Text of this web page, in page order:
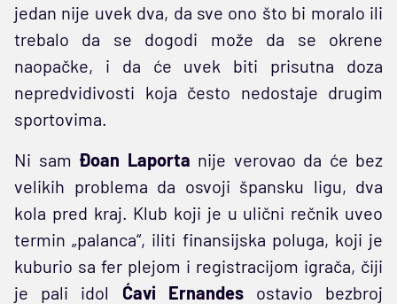
jedan nije uvek dva, da sve ono što bi moralo ili
trebalo da se dogodi može da se okrene
naopačke, i da će uvek biti prisutna doza
nepredvidivosti koja često nedostaje drugim
sportovima.
Ni sam Đoan Laporta nije verovao da će bez
velikih problema da osvoji špansku ligu, dva
kola pred kraj. Klub koji je u ulični rečnik uveo
termin „palanca“, iliti finansijska poluga, koji je
kuburio sa fer plejom i registracijom igrača, čiji
je pali idol Ćavi Ernandesostavio bezbroj